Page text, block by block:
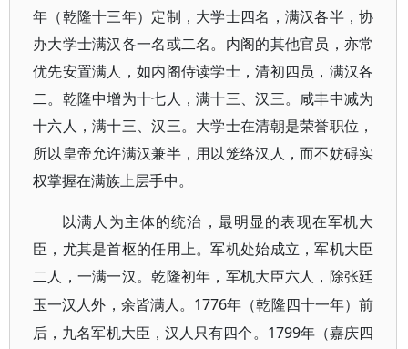
年（乾隆十三年）定制，大学士四名，满汉各半，协
办大学士满汉各一名或二名。内阁的其他官员，亦常
优先安置满人，如内阁侍读学士，清初四员，满汉各
二。乾隆中增为十七人，满十三、汉三。咸丰中减为
十六人，满十三、汉三。大学士在清朝是荣誉职位，
所以皇帝允许满汉兼半，用以笼络汉人，而不妨碍实
权掌握在满族上层手中。
以满人为主体的统治，最明显的表现在军机大
臣，尤其是首枢的任用上。军机处始成立，军机大臣
二人，一满一汉。乾隆初年，军机大臣六人，除张廷
玉一汉人外，余皆满人。 1776年（乾隆四十一年）前
后，九名军机大臣，汉人只有四个。1799年（嘉庆四